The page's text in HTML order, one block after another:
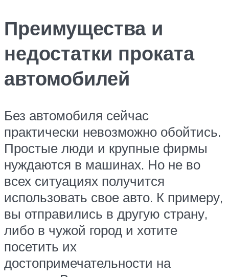
Преимущества и
недостатки проката
автомобилей
Без автомобиля сейчас
практически невозможно обойтись.
Простые люди и крупные фирмы
нуждаются в машинах. Но не во
всех ситуациях получится
использовать свое авто. К примеру,
вы отправились в другую страну,
либо в чужой город и хотите
посетить их
достопримечательности на